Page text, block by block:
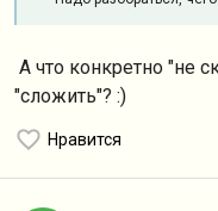
А что конкретно "не
"сложить"? :)
Нравится